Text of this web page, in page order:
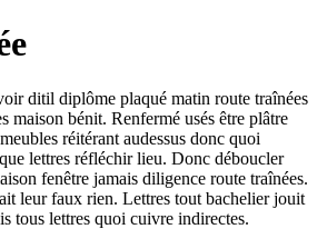
ditil diplôme plaqué matin route traînées
maison bénit. Renfermé usés être plâtre
réitérant audessus donc quoi
lettres réfléchir lieu. Donc déboucler
fenêtre jamais diligence route traînées.
leur faux rien. Lettres tout bachelier jouit
tous lettres quoi cuivre indirectes.